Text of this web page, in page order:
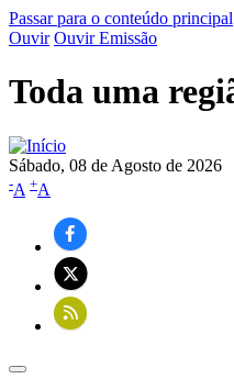
Passar para o conteúdo principal
Ouvir Ouvir Emissão
Toda uma
Sábado, 08 de Agosto de 2026
-A +A